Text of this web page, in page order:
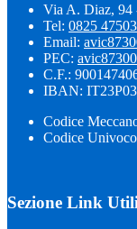
Via A. Diaz, 94
Tel: 0825
Email:
PEC:
C.F.:
IBAN:
Codice
Codice
Sezione Link